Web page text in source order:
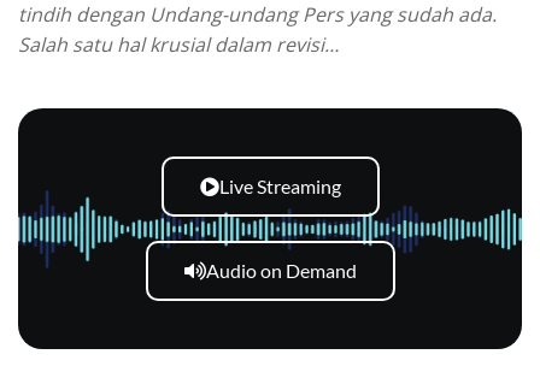
tindih dengan Undang-undang Pers yang sudah ada.
Salah satu hal krusial dalam revisi…
Live Streaming
Audio on Demand